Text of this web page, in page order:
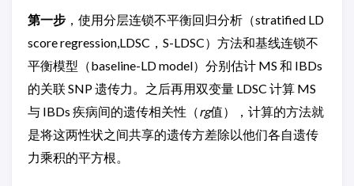
第一步 ，使用分层连锁不平衡回归分析（stratified LD
score regression,LDSC，S-LDSC）方法和基线连锁不
平衡模型（baseline-LD model）分别估计 MS 和 IBDs
的关联 SNP 遗传力。之后再用双变量 LDSC 计算 MS
与 IBDs 疾病间的遗传相关性（rg值），计算的方法就
是将这两性状之间共享的遗传方差除以他们各自遗传
力乘积的平方根。